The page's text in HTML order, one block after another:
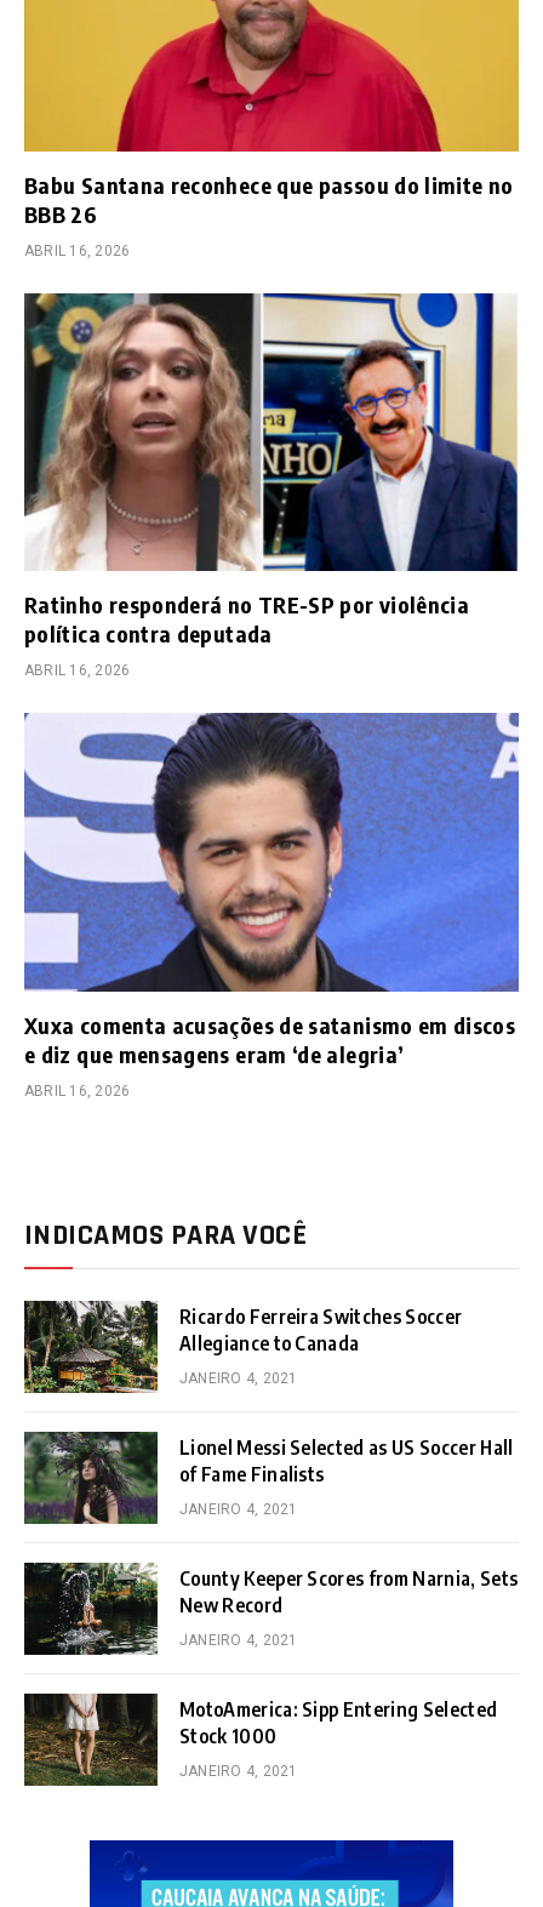
Babu Santana reconhece que passou do limite no
BBB 26
ABRIL 16, 2026
Ratinho responderá no TRE-SP por violência
política contra deputada
ABRIL 16, 2026
Xuxa comenta acusações de satanismo em discos
e diz que mensagens eram ‘de alegria’
ABRIL 16, 2026
INDICAMOS PARA VOCÊ
Ricardo Ferreira Switches Soccer
Allegiance to Canada
JANEIRO 4, 2021
Lionel Messi Selected as US Soccer Hall
of Fame Finalists
JANEIRO 4, 2021
County Keeper Scores from Narnia, Sets
New Record
JANEIRO 4, 2021
MotoAmerica: Sipp Entering Selected
Stock 1000
JANEIRO 4, 2021